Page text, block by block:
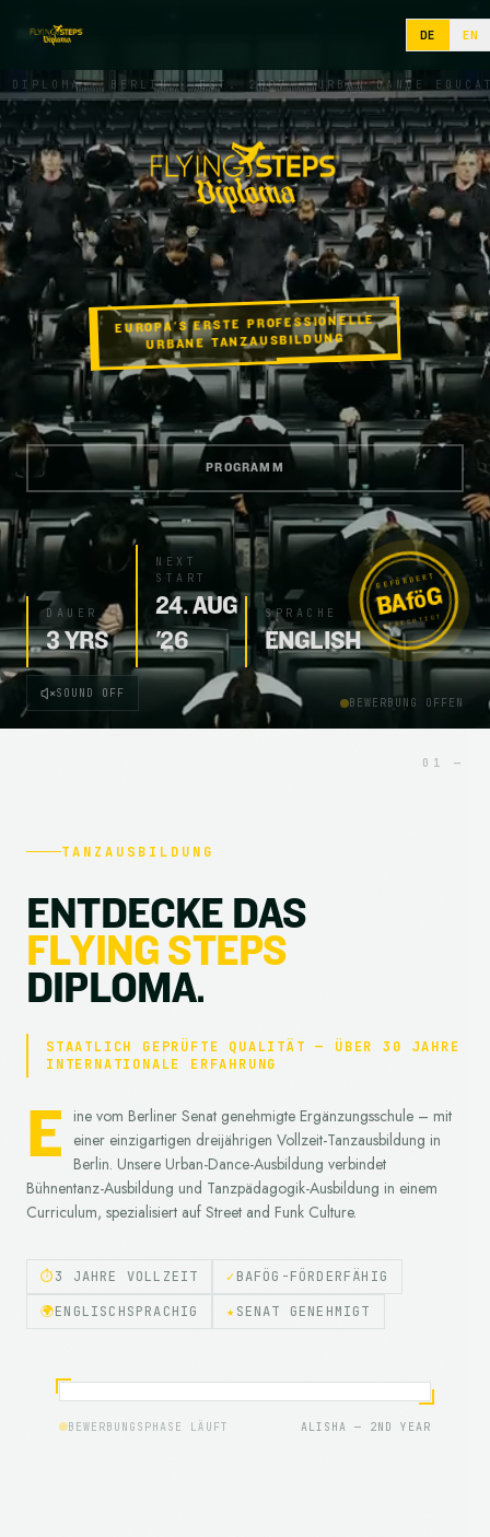
Flying Steps Diploma DE EN
· BERLIN · EST. 2007 · URBAN DANCE EDUCATION ·
EUROPA'S ERSTE PROFESSIONELLE
URBANE TANZAUSBILDUNG
PROGRAMM
DAUER
3 YRS
NEXT
START
24. AUG
'26
SPRACHE
ENGLISH
★GEFÖRDERT ★
BAföG
BERECHTIGT
SOUND OFF
BEWERBUNG OFFEN
TANZAUSBILDUNG
ENTDECKE DAS
FLYING STEPS
DIPLOMA.
STAATLICH GEPRÜFTE QUALITÄT — ÜBER 30 JAHRE
INTERNATIONALE ERFAHRUNG
E ine vom Berliner Senat genehmigte Ergänzungsschule – mit
einer einzigartigen dreijährigen Vollzeit-Tanzausbildung in
Berlin. Unsere Urban-Dance-Ausbildung verbindet
Bühnentanz-Ausbildung und Tanzpädagogik-Ausbildung in einem
Curriculum, spezialisiert auf Street and Funk Culture.
⏱3 JAHRE VOLLZEIT ✓BAFÖG-FÖRDERFÄHIG
🌍ENGLISCHSPRACHIG ★SENAT GENEHMIGT
BEWERBUNGSPHASE LÄUFT ALISHA — 2ND YEAR